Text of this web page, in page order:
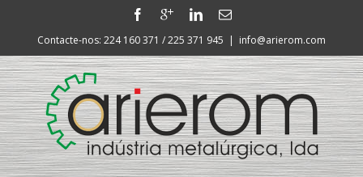
Contacte-nos: 224 160 371 / 225 371 945 | info@arierom.com